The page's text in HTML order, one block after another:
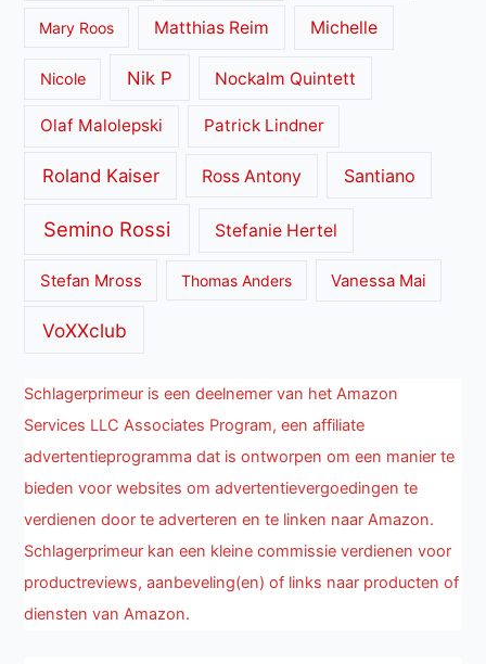
Mary Roos Matthias Reim Michelle
Nicole Nik P Nockalm Quintett
Olaf Malolepski Patrick Lindner
Roland Kaiser Ross Antony Santiano
Semino Rossi Stefanie Hertel
Stefan Mross Thomas Anders Vanessa Mai
VoXXclub
Schlagerprimeur is een deelnemer van het Amazon
Services LLC Associates Program, een affiliate
advertentieprogramma dat is ontworpen om een manier te
bieden voor websites om advertentievergoedingen te
verdienen door te adverteren en te linken naar Amazon.
Schlagerprimeur kan een kleine commissie verdienen voor
productreviews, aanbeveling(en) of links naar producten of
diensten van Amazon.